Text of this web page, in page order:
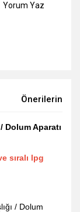
Yorum Yaz
Önerileriniz
Dolum Aparatı
sıralı lpg
/ Dolum